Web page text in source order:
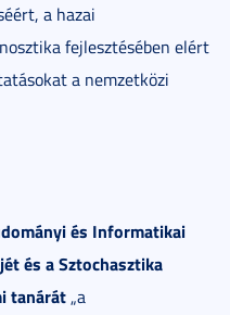
a hazai
fejlesztésében elért
a nemzetközi
és Informatikai
és a Sztochasztika
tanárát „a